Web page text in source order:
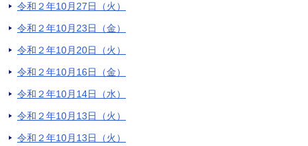
令和２年10月27日（火）
令和２年10月23日（金）
令和２年10月20日（火）
令和２年10月16日（金）
令和２年10月14日（水）
令和２年10月13日（火）
令和２年10月13日（火）